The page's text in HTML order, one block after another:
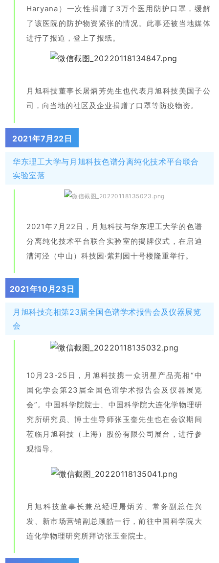
Haryana）一次性捐赠了3万个医用防护口罩，缓解
了该医院的防护物资紧张的情况。此事还被当地媒体
进行了报道，登上了报纸。
月旭科技董事长屠炳芳先生也代表月旭科技美国子公
司，向当地的社区及企业捐赠了口罩等防疫物资。
2021年7月22日
华东理工大学与月旭科技色谱分离纯化技术平台联合
实验室落
2021年7月22日，月旭科技与华东理工大学的色谱
分离纯化技术平台联合实验室的揭牌仪式，在启迪
漕河泾 （中山）科技园·紫荆园十号楼隆重举行。
2021年10月23日
月旭科技亮相第23届全国色谱学术报告会及仪器展览
会
10月23-25日，月旭科技携一众明星产品亮相“中
国化学会第23届全国色谱学术报告会及仪器展览
会”。中国科学院院士、中 国科学院大连化学物理研
究所研究员、博士生导师张玉奎先生也在会议期间
莅临月旭科技（上海）股份有限公司展台，进行参
观指导。
月旭科技董事长兼 总经理屠炳 芳、常务副总任兴
发、新市场营销副总顾皓一行，前往中国科学院大
连化学物理研究所拜访张玉奎院士。